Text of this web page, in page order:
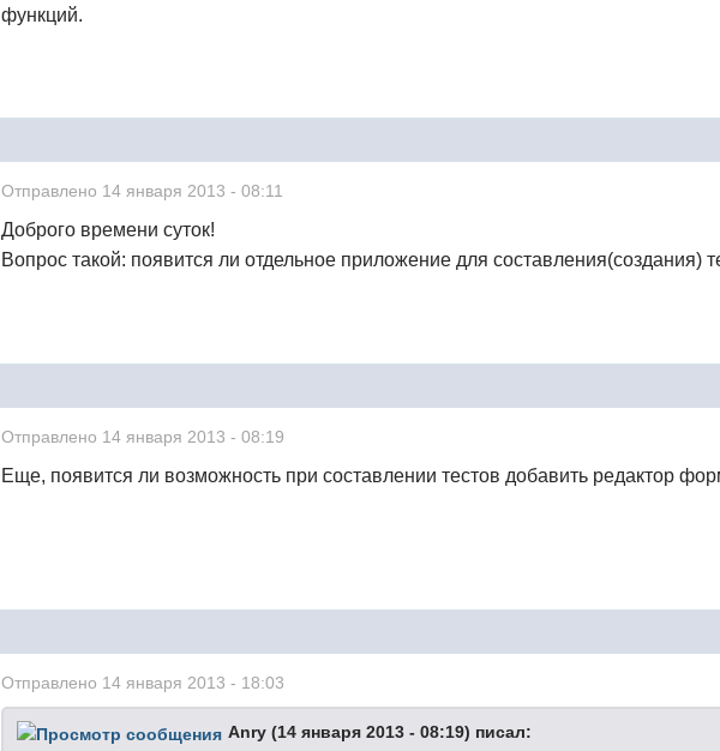
функций.
Отправлено 14 января 2013 - 08:11
Доброго времени суток!
Вопрос такой: появится ли отдельное приложение для составления(создания)
Отправлено 14 января 2013 - 08:19
Еще, появится ли возможность при составлении тестов добавить редактор
Отправлено 14 января 2013 - 18:03
Anry (14 января 2013 - 08:19) писал: